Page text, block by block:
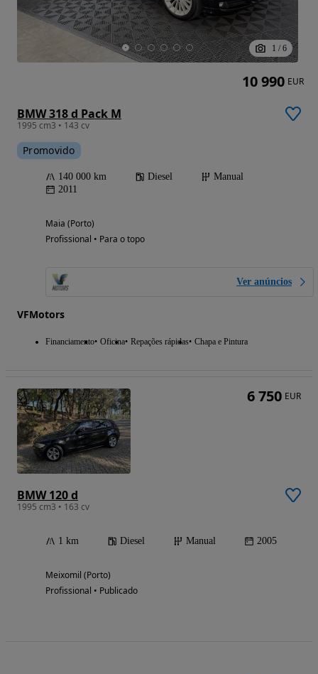
1 / 6
BMW 318 d Pack M
1995 cm3 • 143 cv
Promovido
140 000 km Diesel
Manual
2011
Maia (Porto)
Profissional • Para o topo
Ver anúncios
VFMotors
Financiamento Oficina Repações rápidas Chapa e Pintura
10 990 EUR
BMW 120 d
1995 cm3 • 163 cv
1 km Diesel Manual 2005
Meixomil (Porto)
Profissional • Publicado
6 750 EUR